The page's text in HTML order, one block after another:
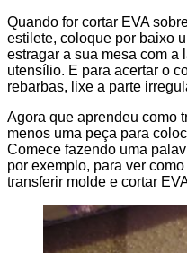
Quando for cortar EVA
estilete, coloque por baixo
estragar a sua mesa com a
utensílio. E para acertar o
rebarbas, lixe a parte
Agora que aprendeu como
menos uma peça para
Comece fazendo uma
por exemplo, para ver
transferir molde e cortar